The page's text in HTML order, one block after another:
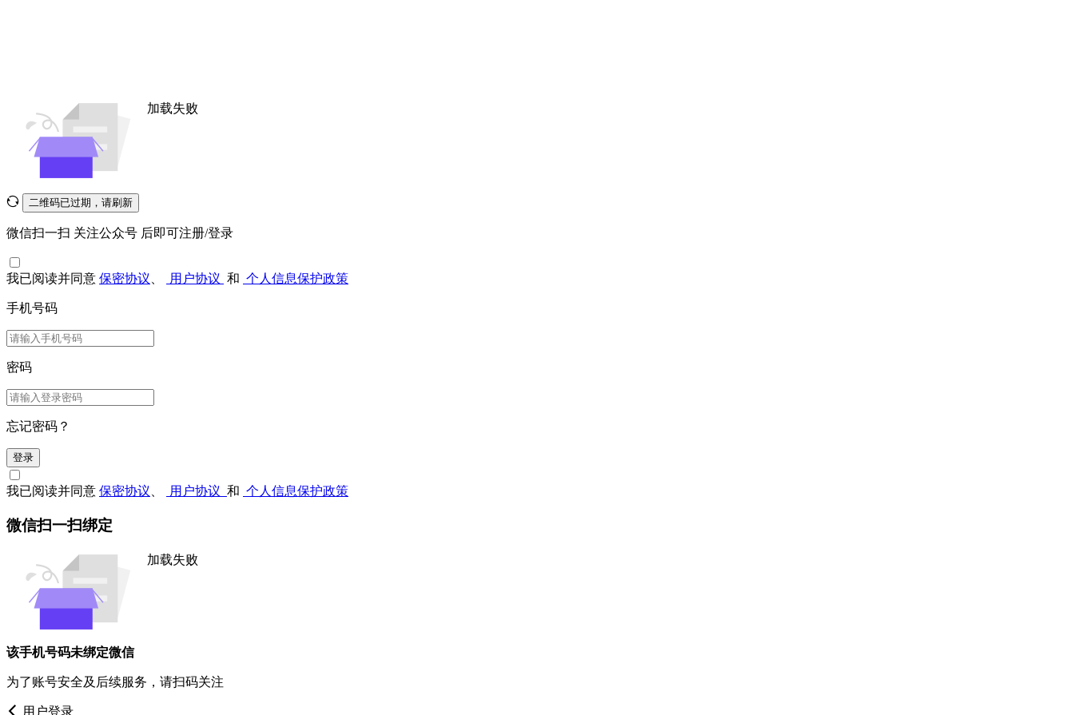
加载失败
二维码已过期，请刷新
微信扫一扫 关注公众号 后即可注册/登录
我已阅读并同意 保密协议 用户协议 和 个人信息保护政策
手机号码
密码
忘记密码？
登录
我已阅读并同意 保密协议 用户协议 和 个人信息保护政策
微信扫一扫绑定
加载失败
该手机号码未绑定微信
为了账号安全及后续服务，请扫码关注
用户登录